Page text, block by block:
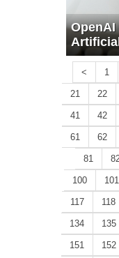
< 1
21 22
41 42
61 62
81
100 101
117 118
134 135
151 152